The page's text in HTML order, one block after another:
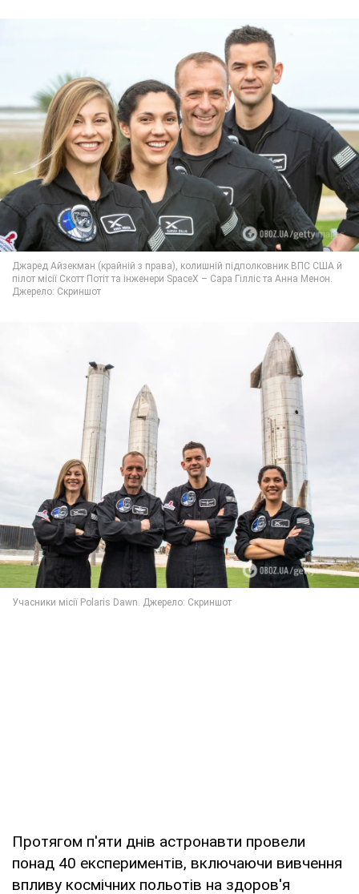
Протягом п'яти днів астронавти провели
понад 40 експериментів, включаючи вивчення
впливу космічних польотів на здоров'я